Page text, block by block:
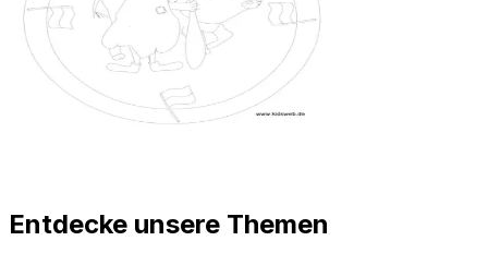
Entdecke unsere Themen